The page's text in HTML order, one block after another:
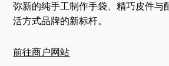
弥新的纯手工制作手袋、精巧皮件与
活方式品牌的新标杆。
前往商户网站